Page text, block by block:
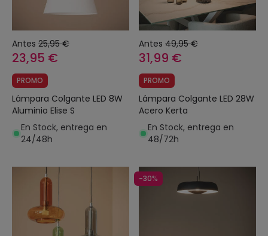
Antes 25,95 €
23,95 €
PROMO
Lámpara Colgante LED 8W
Aluminio Elise S
En Stock, entrega en
24/48h
Antes 49,95 €
31,99 €
PROMO
Lámpara Colgante LED 28W
Acero Kerta
En Stock, entrega en
48/72h
-30%